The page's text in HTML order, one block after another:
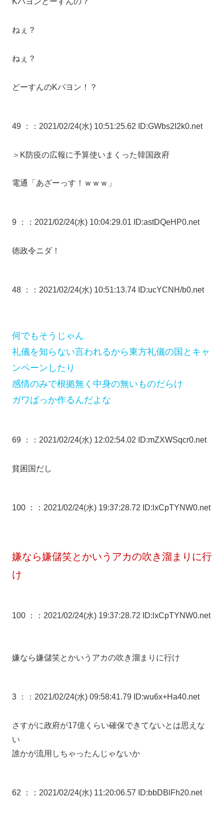
ねぇ？
ねぇ？
どーすんのKパヨン！？
49 ： ：2021/02/24(水) 10:51:25.62 ID:GWbs2I2k0.net
＞K防疫の広報に予算使いまくった韓国政府
電通「あざーっす！ｗｗｗ」
9 ： ：2021/02/24(水) 10:04:29.01 ID:astDQeHP0.net
徳政令ニダ！
48 ： ：2021/02/24(水) 10:51:13.74 ID:ucYCNH/b0.net
何でもそうじゃん
礼儀を知らない言われるから東方礼儀の国とキャ
ンペーンしたり
感情のみで根拠無く中身の無いものだらけ
ガワばっか作るんだよな
69 ： ：2021/02/24(水) 12:02:54.02 ID:mZXWSqcr0.net
貧困国だし
100 ： ：2021/02/24(水) 19:37:28.72 ID:lxCpTYNW0.net
嫌なら嫌儲笑とかいうアカの吹き溜まりに行
け
100 ： ：2021/02/24(水) 19:37:28.72 ID:lxCpTYNW0.net
嫌なら嫌儲笑とかいうアカの吹き溜まりに行け
3 ： ：2021/02/24(水) 09:58:41.79 ID:wu6x+Ha40.net
さすがに政府が17億くらい確保できてないとは思えな
い
誰かが流用しちゃったんじゃないか
62 ： ：2021/02/24(水) 11:20:06.57 ID:bbDBlFh20.net